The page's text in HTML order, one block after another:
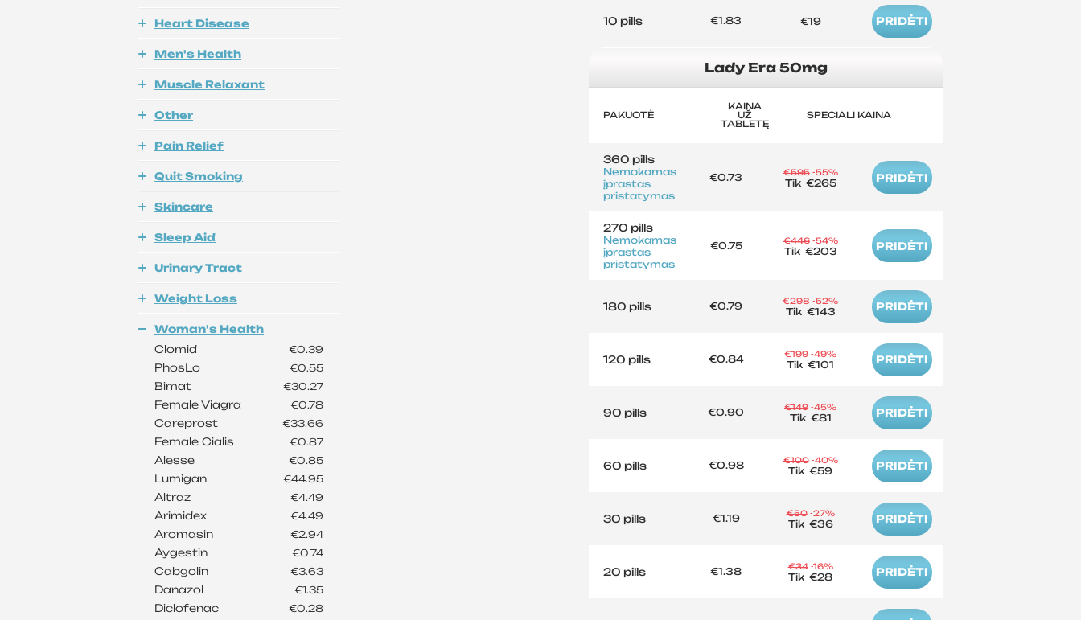
Heart Disease
Men's Health
Muscle Relaxant
Other
Pain Relief
Quit Smoking
Skincare
Sleep Aid
Urinary Tract
Weight Loss
Woman's Health
Clomid
€0.39
PhosLo €0.55
Bimat €30.27
Female Viagra €0.78
Careprost €33.66
Female Cialis €0.87
Alesse €0.85
Lumigan €44.95
Altraz €4.49
Arimidex €4.49
Aromasin €2.94
Aygestin €0.74
Cabgolin €3.63
Danazol €1.35
Diclofenac €0.28
10 pills €1.83 €19 PRIDĖTI
Lady Era 50mg
PAKUOTĖ
KAINA
UŽ
TABLETĘ
SPECIALI KAINA
360 pills
Nemokamas
įprastas
pristatymas
€0.73 €595 -55%
Tik €265 PRIDĖTI
270 pills
Nemokamas
įprastas
pristatymas
€0.75 €446 -54%
Tik €203 PRIDĖTI
180 pills €0.79 €298 -52%
Tik €143 PRIDĖTI
120 pills €0.84 €199 -49%
Tik €101 PRIDĖTI
90 pills €0.90 €149 -45%
Tik €81 PRIDĖTI
60 pills €0.98 €100 -40%
Tik €59 PRIDĖTI
30 pills €1.19 €50 -27%
Tik €36 PRIDĖTI
20 pills €1.38 €34 -16%
Tik €28 PRIDĖTI